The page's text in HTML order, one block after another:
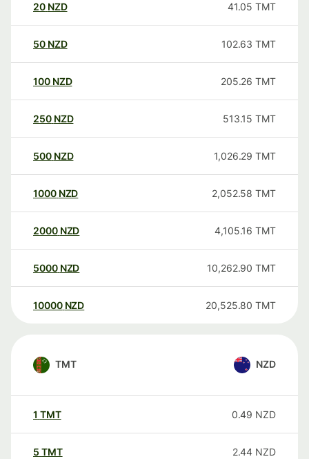
20 NZD 41.05 TMT
50 NZD 102.63 TMT
100 NZD 205.26 TMT
250 NZD 513.15 TMT
500 NZD 1,026.29 TMT
1000 NZD 2,052.58 TMT
2000 NZD 4,105.16 TMT
5000 NZD 10,262.90 TMT
10000 NZD 20,525.80 TMT
TMT NZD
1 TMT 0.49 NZD
5 TMT 2.44 NZD